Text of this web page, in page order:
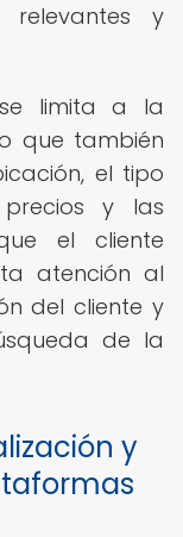
relevantes y
limita a la
que también
el tipo
y las
el cliente
atención al
del cliente y
de la
y